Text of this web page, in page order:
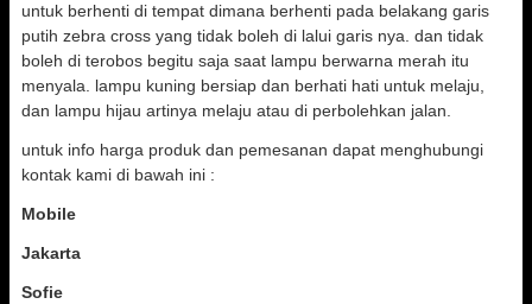
untuk berhenti di tempat dimana berhenti pada belakang garis
putih zebra cross yang tidak boleh di lalui garis nya. dan tidak
boleh di terobos begitu saja saat lampu berwarna merah itu
menyala. lampu kuning bersiap dan berhati hati untuk melaju,
dan lampu hijau artinya melaju atau di perbolehkan jalan.
untuk info harga produk dan pemesanan dapat menghubungi
kontak kami di bawah ini :
Mobile
Jakarta
Sofie